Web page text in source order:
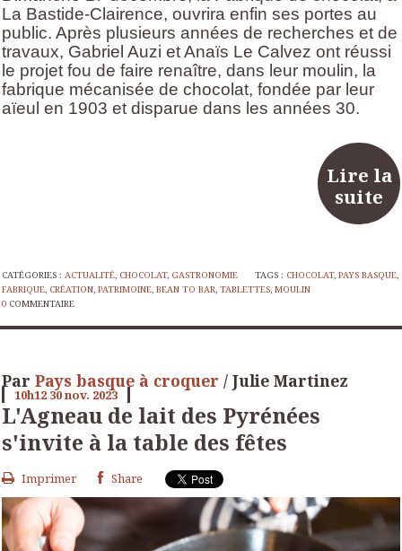
La Bastide-Clairence, ouvrira enfin ses portes au
public. Après plusieurs années de recherches et de
travaux, Gabriel Auzi et Anaïs Le Calvez ont réussi
le projet fou de faire renaître, dans leur moulin, la
fabrique mécanisée de chocolat, fondée par leur
aïeul en 1903 et disparue dans les années 30.
Lire la
suite
CATÉGORIES : ACTUALITÉ, CHOCOLAT, GASTRONOMIE TAGS : CHOCOLAT,PAYS BASQUE,
FABRIQUE, CRÉATION, PATRIMOINE, BEAN TO BAR, TABLETTES, MOULIN
0 COMMENTAIRE
Par Pays basque à croquer / Julie Martinez
10h12 30nov. 2023
L'Agneau de lait des Pyrénées
s'invite à la table des fêtes
Imprimer Share